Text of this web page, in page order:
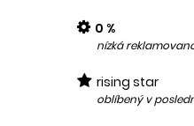
0 %
nízká
rising star
oblíbený v